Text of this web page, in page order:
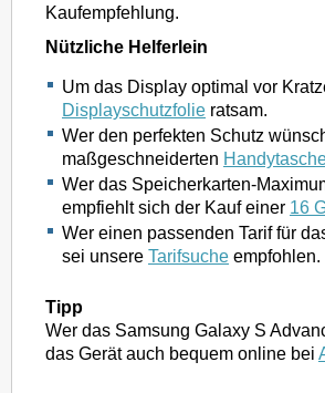
Kaufempfehlung.
Nützliche Helferlein
Um das Display optimal vor
Displayschutzfolie ratsam.
Wer den perfekten Schutz
maßgeschneiderten
Wer das Speicherkarten-
empfiehlt sich der Kauf einer 16
Wer einen passenden Tarif für
sei unsere Tarifsuche empfohlen.
Tipp
Wer das Samsung Galaxy S
das Gerät auch bequem online bei